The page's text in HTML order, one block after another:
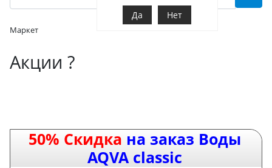
Да
Нет
Маркет
Акции ?
50% Скидка на заказ Воды
AQVA classic